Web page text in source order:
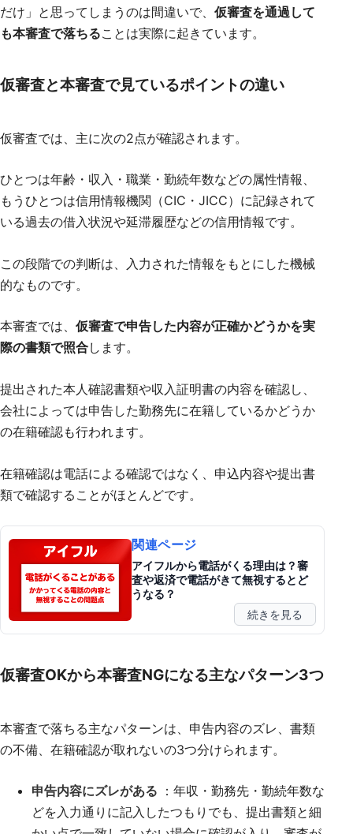
だけ」と思ってしまうのは間違いで、 仮審査を通過して
も本審査で落ちることは実際に起きています。
仮審査と本審査で見ているポイントの違い
仮審査では、主に次の2点が確認されます。
ひとつは年齢・収入・職業・勤続年数などの属性情報、
もうひとつは信用情報機関（CIC・JICC）に記録されて
いる過去の借入状況や延滞履歴などの信用情報です。
この段階での判断は、入力された情報をもとにした機械
的なものです。
本審査では、 仮審査で申告した内容が正確かどうかを実
際の書類で照合します。
提出された本人確認書類や収入証明書の内容を確認し、
会社によっては申告した勤務先に在籍しているかどうか
の在籍確認も行われます。
在籍確認は電話による確認ではなく、申込内容や提出書
類で確認することがほとんどです。
関連ページ
アイフルから電話がくる理由は？審
査や返済で電話がきて無視するとど
うなる？
続きを見る
仮審査OKから本審査NGになる主なパターン3つ
本審査で落ちる主なパターンは、申告内容のズレ、書類
の不備、在籍確認が取れないの3つ分けられます。
申告内容にズレがある ：年収・勤務先・勤続年数な
どを入力通りに記入したつもりでも、提出書類と細